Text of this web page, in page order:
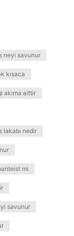
neyi savunur
kısaca
akıma aittir
lakabı nedir
mi
savunur